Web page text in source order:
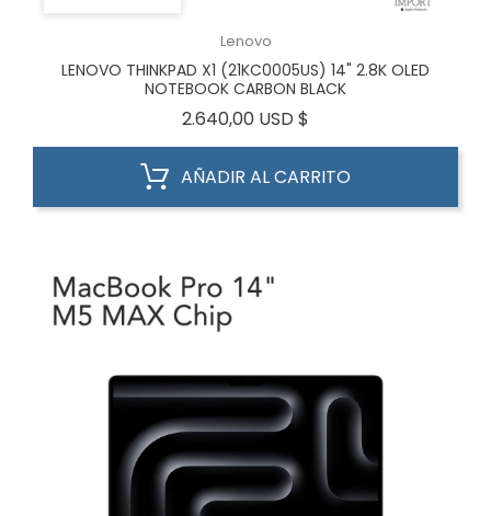
Lenovo
LENOVO THINKPAD X1 (21KC0005US) 14" 2.8K OLED
NOTEBOOK CARBON BLACK
2.640,00 USD $
AÑADIR AL CARRITO